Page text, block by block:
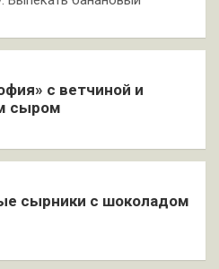
с ветчиной и
сыром
сырники с шоколадом